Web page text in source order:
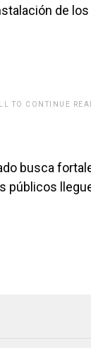
de
TO CONTINUE
busca
públicos